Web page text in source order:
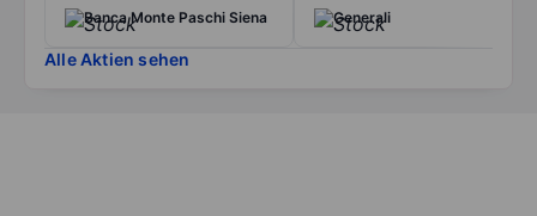
Banca Monte Paschi Siena Generali
Alle Aktien sehen